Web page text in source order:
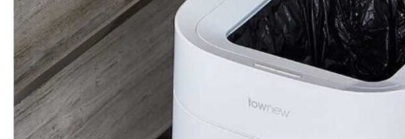
бензопил
бензорезов
бензорезов
беспроводных систем мониторинга
беспроводных систем презентаций
бетоноломов
бетономешалок
безменов
биговщиков
биноклей
блендеров
блинниц
блоков автоматики насосов
блоков диспетчеризации
блоков коммутации